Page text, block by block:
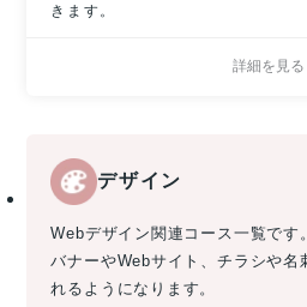
きます。
詳細を見る
デザイン
Webデザイン関連コース一覧です
バナーやWebサイト、チラシや名
れるようになります。